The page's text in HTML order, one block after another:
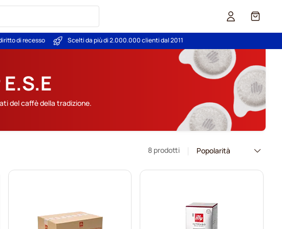
Carrello
di recesso Scelti da più di 2.000.000 clienti dal 2011
del caffè della tradizione.
8 prodotti